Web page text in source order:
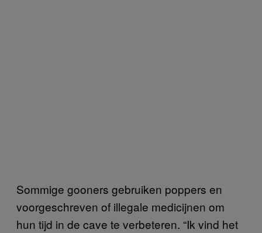
Sommige gooners gebruiken poppers en
voorgeschreven of illegale medicijnen om
hun tijd in de cave te verbeteren. “Ik vind het